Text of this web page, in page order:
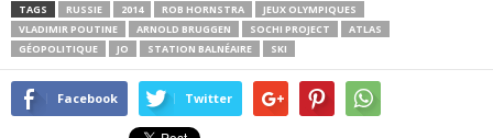
TAGS RUSSIE 2014 ROB HORNSTRA
JEUX OLYMPIQUES
VLADIMIR POUTINE
ARNOLD BRUGGEN SOCHI PROJECT
ATLAS
GÉOPOLITIQUE
JO STATION BALNÉAIRE SKI
Facebook Twitter